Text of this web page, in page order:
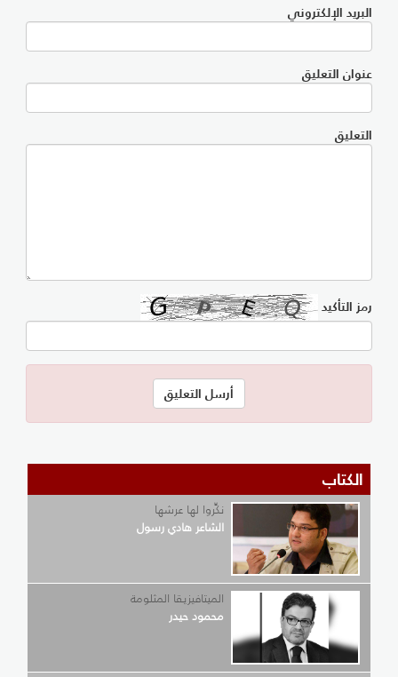
البريد الإلكتروني
عنوان التعليق
التعليق
رمز التأكيد
الكتاب
نكِّروا لها عرشها
الشاعر هادي رسول
الميتافيزيقا المثلومة
محمود حيدر